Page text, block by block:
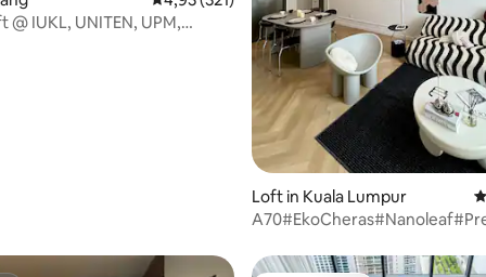
4,94 von 5, 83 Bewertungen
@ IUKL, UNITEN, UPM,
Loft in Kuala Lumpur